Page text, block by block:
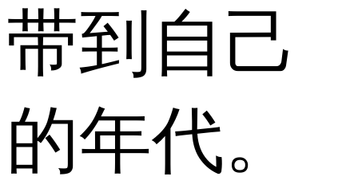
带到自己
的年代。